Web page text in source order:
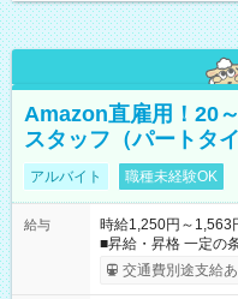
Amazon直雇用！20
スタッフ（パートタ
アルバイト 職種未経験OK
給与
時給1,250円～1,563
■昇給・昇格 一定の
まで昇給の機会があります。 ■正社員登用制
月25日支払い ※時
交通費別途支給あ